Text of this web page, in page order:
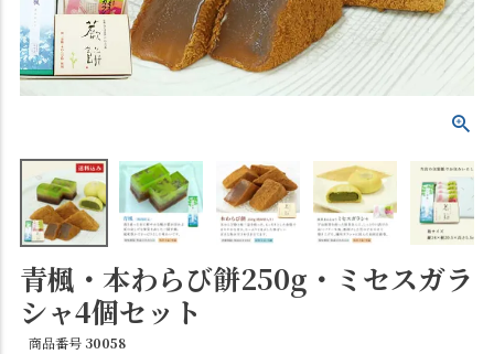
青楓・本わらび餅250g・ミセスガラ
シャ4個セット
商品番号 30058